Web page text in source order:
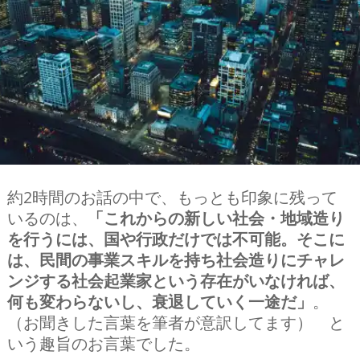
約2時間のお話の中で、もっとも印象に残って
いるのは、
「これからの新しい社会・地域造り
を行うには、国や行政だけでは不可能。そこに
は、民間の事業スキルを持ち社会造りにチャレ
ンジする社会起業家という存在がいなければ、
何も変わらないし、衰退していく一途だ」 。
（お聞きした言葉を筆者が意訳してます） と
いう趣旨のお言葉でした。